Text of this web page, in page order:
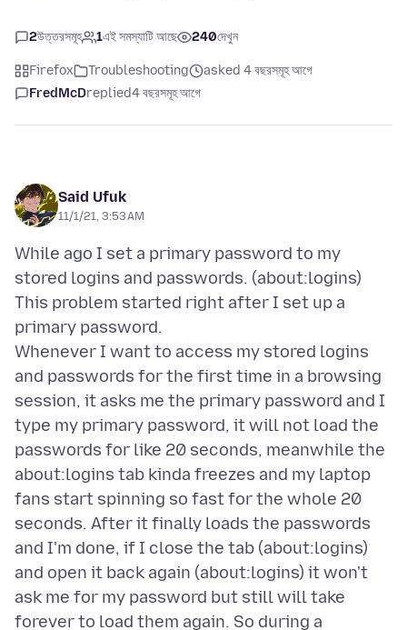
2উত্তরসমূহ 1এই সমস্যাটি আছে 240দেখুন
Firefox Troubleshooting
asked 4 বছরসমূহ আগে
FredMcDreplied4 বছরসমূহ আগে
Said Ufuk
11/1/21, 3:53 AM
While ago I set a primary password to my
stored logins and passwords. (about:logins)
This problem started right after I set up a
primary password.
Whenever I want to access my stored logins
and passwords for the first time in a browsing
session, it asks me the primary password and I
type my primary password, it will not load the
passwords for like 20 seconds, meanwhile the
about:logins tab kinda freezes and my laptop
fans start spinning so fast for the whole 20
seconds. After it finally loads the passwords
and I'm done, if I close the tab (about:logins)
and open it back again (about:logins) it won't
ask me for my password but still will take
forever to load them again. So during a